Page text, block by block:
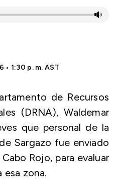
• 1:30 p. m. AST
de Recursos
(DRNA), Waldemar
que personal de la
Sargazo fue enviado
Rojo, para evaluar
esa zona.